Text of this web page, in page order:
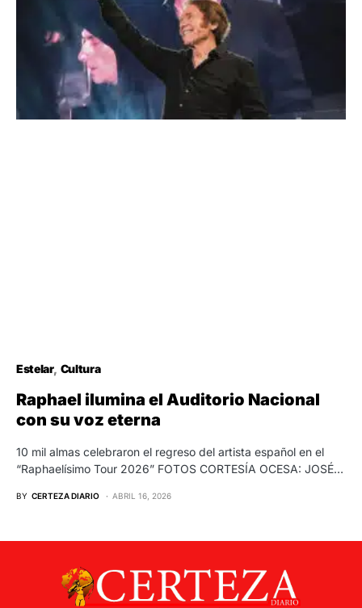
Estelar Cultura
Raphael ilumina el Auditorio Nacional
con su voz eterna
10 mil almas celebraron el regreso del artista español en el
“Raphaelísimo Tour 2026” FOTOS CORTESÍA OCESA: JOSÉ…
BY CERTEZA DIARIO ABRIL 16, 2026